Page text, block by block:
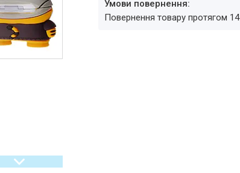
повернення товару протягом